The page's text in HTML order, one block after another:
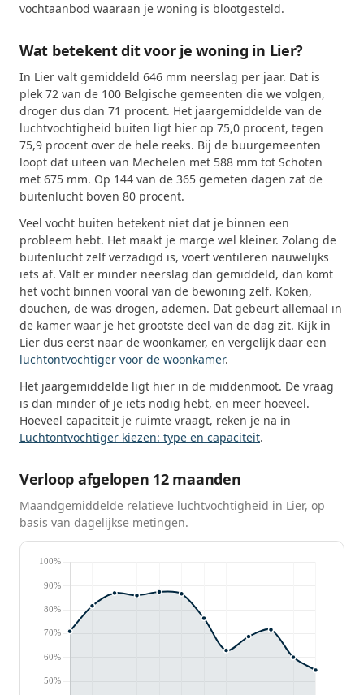
vochtaanbod waaraan je woning is blootgesteld.
Wat betekent dit voor je woning in Lier?
In Lier valt gemiddeld 646 mm neerslag per jaar. Dat is
plek 72 van de 100 Belgische gemeenten die we volgen,
droger dus dan 71 procent. Het jaargemiddelde van de
luchtvochtigheid buiten ligt hier op 75,0 procent, tegen
75,9 procent over de hele reeks. Bij de buurgemeenten
loopt dat uiteen van Mechelen met 588 mm tot Schoten
met 675 mm. Op 144 van de 365 gemeten dagen zat de
buitenlucht boven 80 procent.
Veel vocht buiten betekent niet dat je binnen een
probleem hebt. Het maakt je marge wel kleiner. Zolang de
buitenlucht zelf verzadigd is, voert ventileren nauwelijks
iets af. Valt er minder neerslag dan gemiddeld, dan komt
het vocht binnen vooral van de bewoning zelf. Koken,
douchen, de was drogen, ademen. Dat gebeurt allemaal in
de kamer waar je het grootste deel van de dag zit. Kijk in
Lier dus eerst naar de woonkamer, en vergelijk daar een
luchtontvochtiger voor de woonkamer.
Het jaargemiddelde ligt hier in de middenmoot. De vraag
is dan minder of je iets nodig hebt, en meer hoeveel.
Hoeveel capaciteit je ruimte vraagt, reken je na in
Luchtontvochtiger kiezen: type en capaciteit.
Verloop afgelopen 12 maanden
Maandgemiddelde relatieve luchtvochtigheid in Lier, op
basis van dagelijkse metingen.